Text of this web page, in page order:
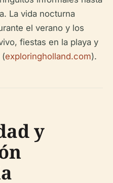
La vida nocturna
el verano y los
fiestas en la playa y
(exploringholland.com).
y